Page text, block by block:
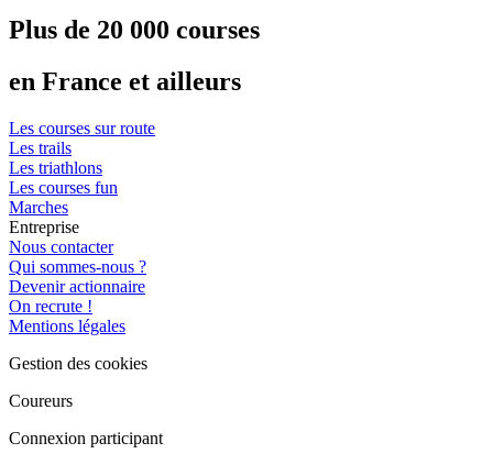
Plus de 20 000 courses
en France et ailleurs
Les courses sur route
Les trails
Les triathlons
Les courses fun
Marches
Entreprise
Nous contacter
Qui sommes-nous ?
Devenir actionnaire
On recrute !
Mentions légales
Gestion des cookies
Coureurs
Connexion participant